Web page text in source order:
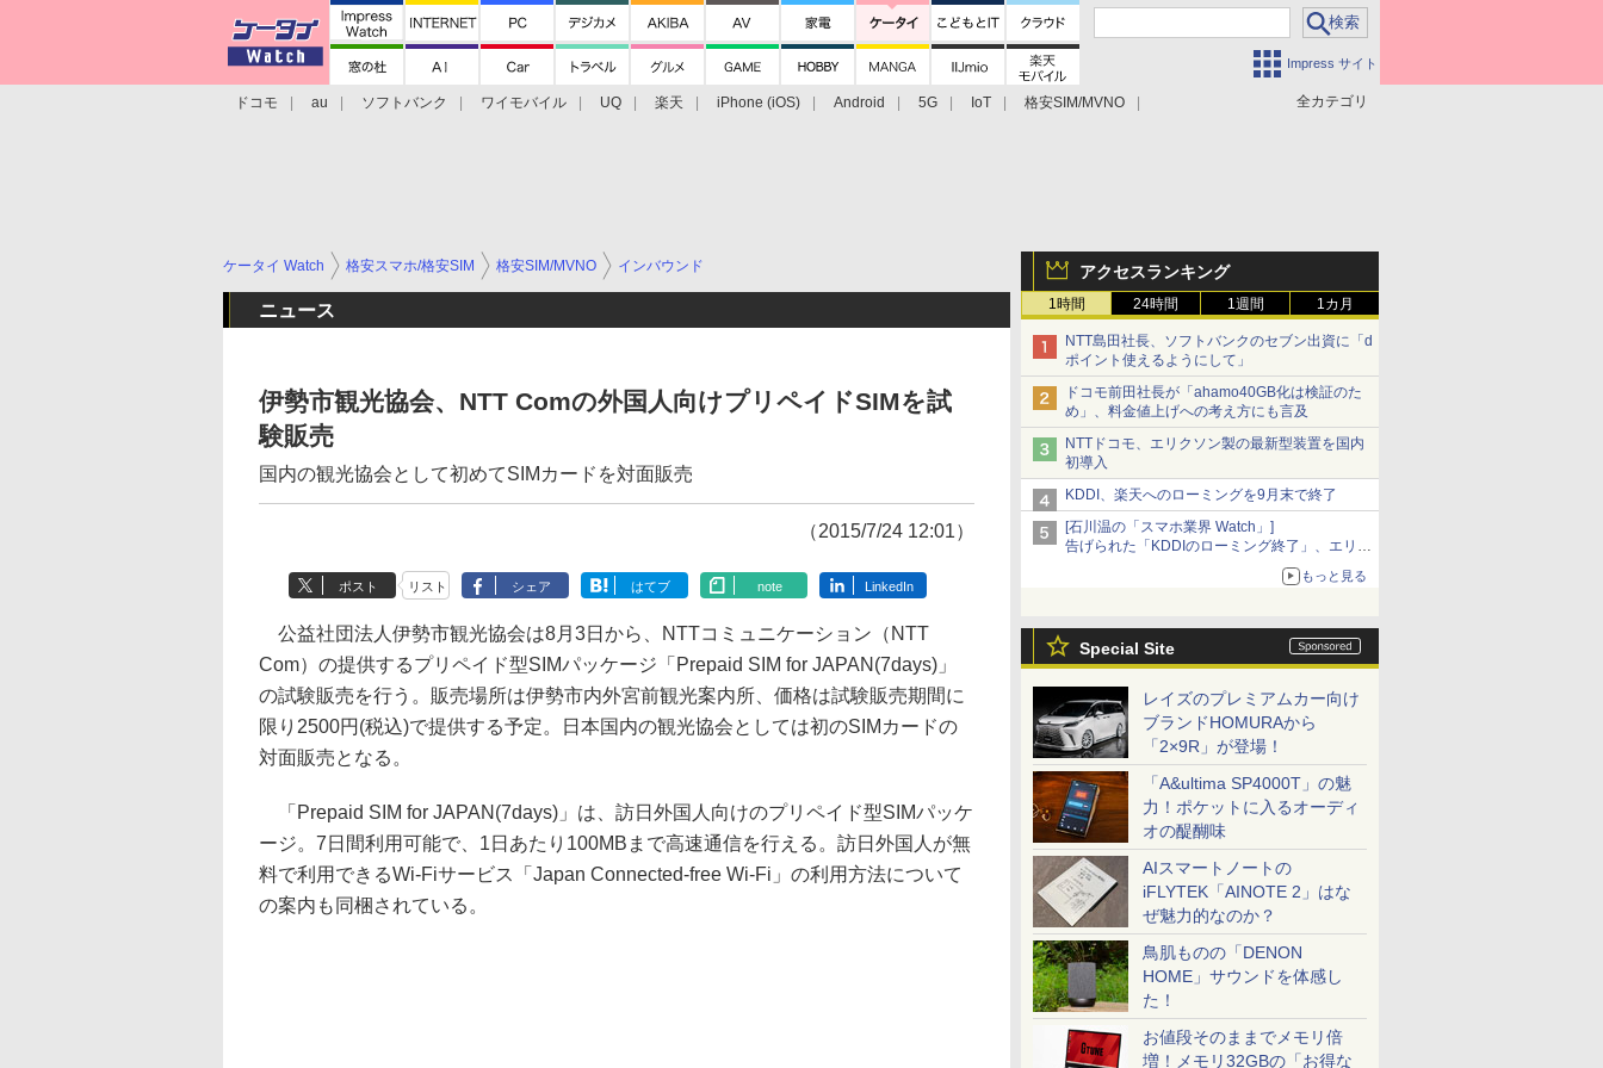
Impress サイト
全カテゴリ
ドコモ au ソフトバンク ワイモバイル UQ 楽天 iPhone (iOS) Android 5G IoT
格安SIM/MVNO
アクセスランキング
1時間 24時間 1週間 1カ月
NTT島田社長、ソフトバンクのセブン出資に「d
ポイント使えるようにして」
ドコモ前田社長が「ahamo40GB化は検証のた
め」、料金値上げへの考え方にも言及
NTTドコモ、エリクソン製の最新型装置を国内
初導入
KDDI、楽天へのローミングを9月末で終了
[石川温の「スマホ業界 Watch」]
告げられた「KDDIのローミング終了」、エリア
マップの落とし穴と楽天モバイルの課題
もっと見る
Special Site
レイズのプレミアムカー向け
ブランドHOMURAから
「2×9R」が登場！
「A&ultima SP4000T」の魅
力！ポケットに入るオーディ
オの醍醐味
AIスマートノートの
iFLYTEK「AINOTE 2」はな
ぜ魅力的なのか？
鳥肌ものの「DENON
HOME」サウンドを体感し
た！
お値段そのままでメモリ倍
増！メモリ32GBの「お得な
ケータイ Watch 格安スマホ/格安SIM 格安SIM/MVNO インバウンド
ニュース
伊勢市観光協会、NTT Comの外国人向けプリペイドSIMを試
験販売
国内の観光協会として初めてSIMカードを対面販売
（2015/7/24 12:01）
ポスト リスト シェア はてブ note LinkedIn
公益社団法人伊勢市観光協会は8月3日から、NTTコミュニケーション（NTT
Com）の提供するプリペイド型SIMパッケージ「Prepaid SIM for JAPAN(7days)」
の試験販売を行う。販売場所は伊勢市内外宮前観光案内所、価格は試験販売期間に
限り2500円(税込)で提供する予定。日本国内の観光協会としては初のSIMカードの
対面販売となる。
「Prepaid SIM for JAPAN(7days)」は、訪日外国人向けのプリペイド型SIMパッケ
ージ。7日間利用可能で、1日あたり100MBまで高速通信を行える。訪日外国人が無
料で利用できるWi-Fiサービス「Japan Connected-free Wi-Fi」の利用方法について
の案内も同梱されている。